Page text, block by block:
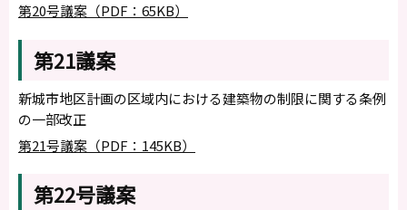
第20号議案（PDF：65KB）
第21議案
新城市地区計画の区域内における建築物の制限に関する条例
の一部改正
第21号議案（PDF：145KB）
第22号議案